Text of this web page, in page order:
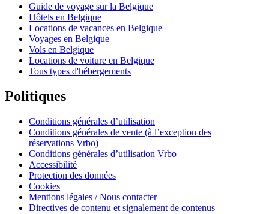
Guide de voyage sur la Belgique
Hôtels en Belgique
Locations de vacances en Belgique
Voyages en Belgique
Vols en Belgique
Locations de voiture en Belgique
Tous types d'hébergements
Politiques
Conditions générales d’utilisation
Conditions générales de vente (à l’exception des
réservations Vrbo)
Conditions générales d’utilisation Vrbo
Accessibilité
Protection des données
Cookies
Mentions légales / Nous contacter
Directives de contenu et signalement de contenus